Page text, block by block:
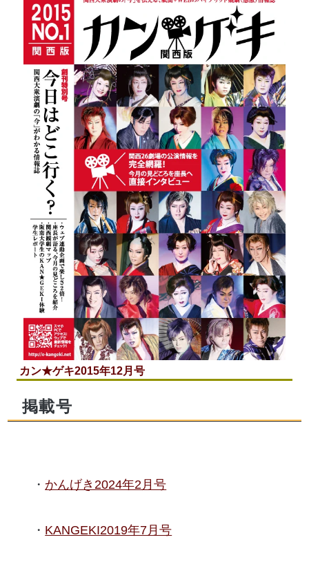
カン★ゲキ2015年12月号
掲載号
かんげき2024年2月号
KANGEKI2019年7月号